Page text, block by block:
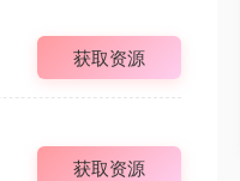
获取资源
获取资源